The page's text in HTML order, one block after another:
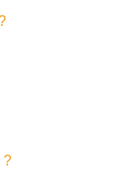
?